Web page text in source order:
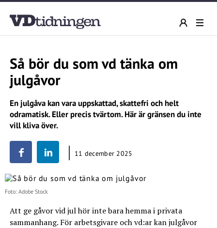
Så bör du som vd tänka om
julgåvor
En julgåva kan vara uppskattad, skattefri och helt
odramatisk. Eller precis tvärtom. Här är gränsen du inte
vill kliva över.
11 december 2025
Foto: Adobe Stock
Att ge gåvor vid jul hör inte bara hemma i privata
sammanhang. För arbetsgivare och vd:ar kan julgåvor